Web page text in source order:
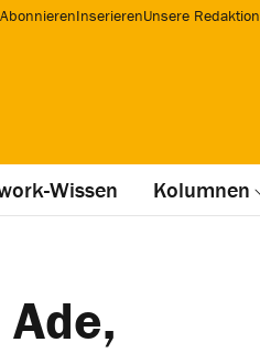
AbonnierenInserierenUnsere Redaktion
Wissen Kolumnen